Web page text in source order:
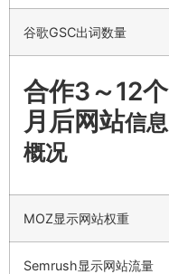
谷歌GSC出词数量
合作3～12个
月后网站信息
概况
MOZ显示网站权重
Semrush显示网站流量